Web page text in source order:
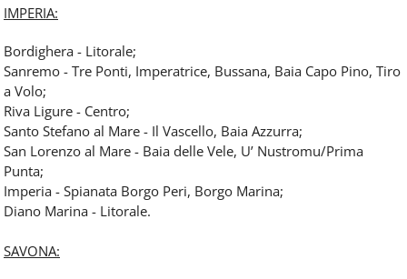
IMPERIA:
Bordighera - Litorale;
Sanremo - Tre Ponti, Imperatrice, Bussana, Baia Capo Pino, Tiro
a Volo;
Riva Ligure - Centro;
Santo Stefano al Mare - Il Vascello, Baia Azzurra;
San Lorenzo al Mare - Baia delle Vele, U’ Nustromu/Prima
Punta;
Imperia - Spianata Borgo Peri, Borgo Marina;
Diano Marina - Litorale.
SAVONA: